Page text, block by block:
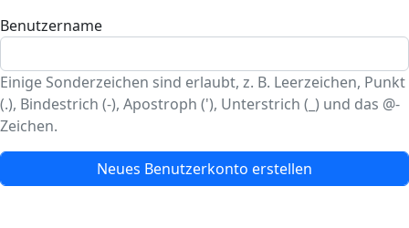
Benutzername
Einige Sonderzeichen sind erlaubt, z. B. Leerzeichen, Punkt
(.), Bindestrich (-), Apostroph ('), Unterstrich (_) und das @-
Zeichen.